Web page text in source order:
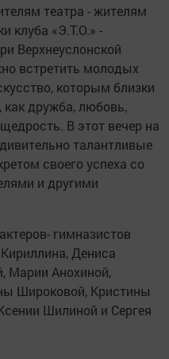
театра - жителям
клуба «Э.Т.О.» -
Верхнеуслонской
встретить молодых
которым близки
как дружба, любовь,
В этот вечер на
талантливые
своего успеха со
и другими
гимназистов
Дениса
Марии Анохиной,
Широковой, Кристины
Шилиной и Сергея